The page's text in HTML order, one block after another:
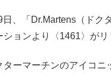
、「Dr.Martens（ドク
ョンより〈1461〉がリ
ターマーチンのアイコ